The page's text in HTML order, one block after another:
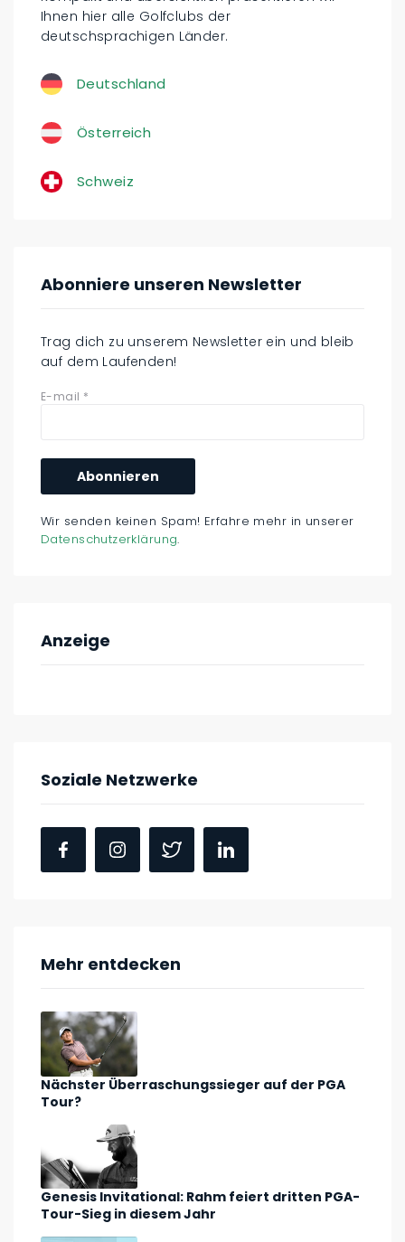
Ihnen hier alle Golfclubs der
deutschsprachigen Länder.
Deutschland
Österreich
Schweiz
Abonniere unseren Newsletter
Trag dich zu unserem Newsletter ein und bleib
auf dem Laufenden!
E-mail *
Wir senden keinen Spam! Erfahre mehr in unserer
Datenschutzerklärung.
Anzeige
Soziale Netzwerke
Mehr entdecken
Nächster Überraschungssieger auf der PGA
Tour?
Genesis Invitational: Rahm feiert dritten PGA-
Tour-Sieg in diesem Jahr